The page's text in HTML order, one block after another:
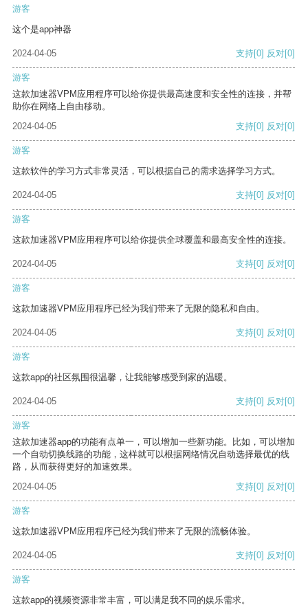
游客
这个是app神器
2024-04-05 支持[0] 反对[0]
游客
这款加速器VPM应用程序可以给你提供最高速度和安全性的连接，并帮
助你在网络上自由移动。
2024-04-05
支持[0] 反对[0]
游客
这款软件的学习方式非常灵活，可以根据自己的需求选择学习方式。
2024-04-05 支持[0] 反对[0]
游客
这款加速器VPM应用程序可以给你提供全球覆盖和最高安全性的连接。
2024-04-05 支持[0] 反对[0]
游客
这款加速器VPM应用程序已经为我们带来了无限的隐私和自由。
2024-04-05 支持[0] 反对[0]
游客
这款app的社区氛围很温馨，让我能够感受到家的温暖。
2024-04-05 支持[0] 反对[0]
游客
这款加速器app的功能有点单一，可以增加一些新功能。比如，可以增加
一个自动切换线路的功能，这样就可以根据网络情况自动选择最优的线
路，从而获得更好的加速效果。
2024-04-05
支持[0] 反对[0]
游客
这款加速器VPM应用程序已经为我们带来了无限的流畅体验。
2024-04-05 支持[0] 反对[0]
游客
这款app的视频资源非常丰富，可以满足我不同的娱乐需求。